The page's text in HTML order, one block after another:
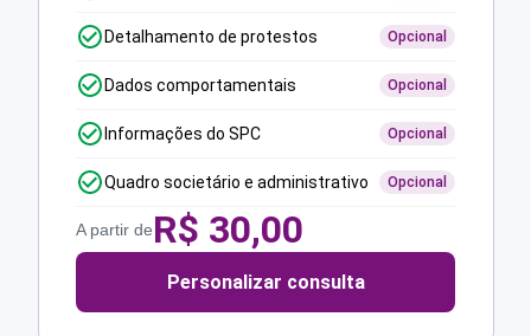
Detalhamento de protestos Opcional
Dados comportamentais Opcional
Informações do SPC Opcional
Quadro societário e administrativo Opcional
A partir deR$ 30,00
Personalizar consulta